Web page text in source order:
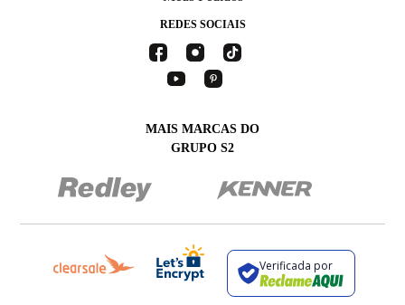
REDES SOCIAIS
MAIS MARCAS DO
GRUPO S2
Verificada por